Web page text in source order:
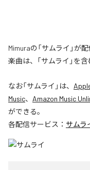
Mimuraの「サムライ」が
楽曲は、「サムライ」を
なお「サムライ 」は、
Music、 Amazon Music
ができる。
各配信サービス： サムラ